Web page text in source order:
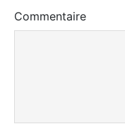
Commentaire